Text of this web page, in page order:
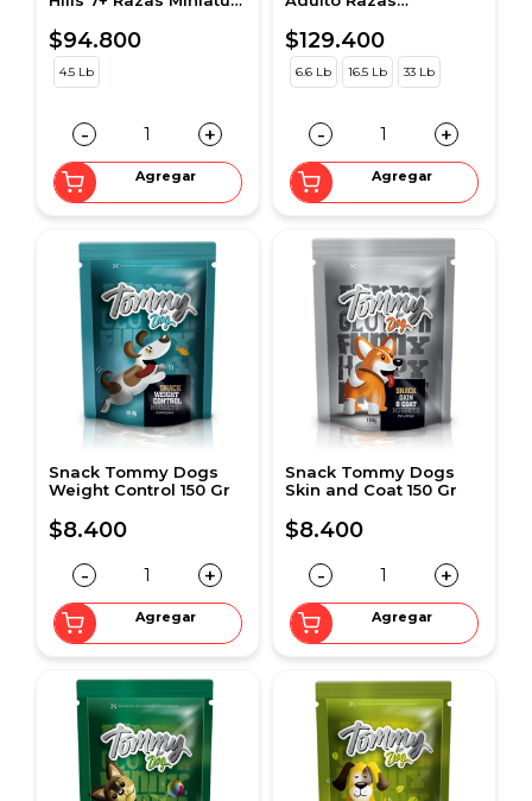
$94.800
4.5 Lb
- +
Agregar
$129.400
6.6 Lb 16.5 Lb 33 Lb
- +
Agregar
Snack Tommy Dogs
Weight Control 150 Gr
$8.400
- +
Agregar
Snack Tommy Dogs
Skin and Coat 150 Gr
$8.400
- +
Agregar